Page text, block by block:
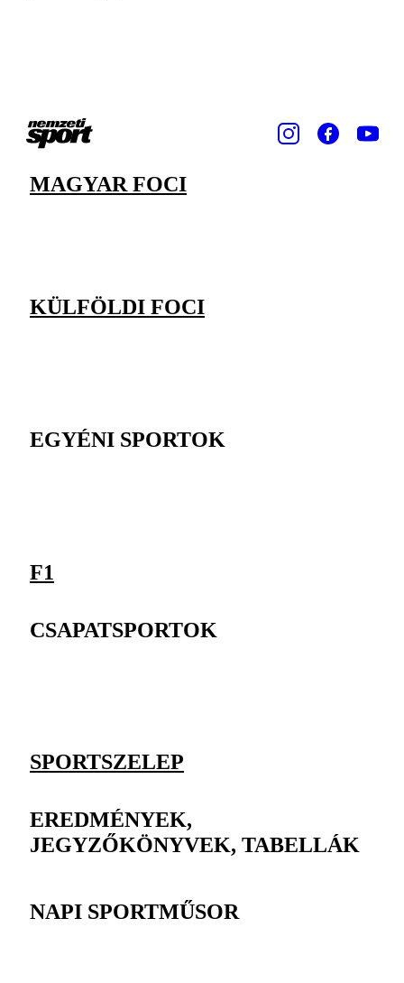
MAGYAR FOCI
KÜLFÖLDI FOCI
EGYÉNI SPORTOK
F1
CSAPATSPORTOK
SPORTSZELEP
EREDMÉNYEK,
JEGYZŐKÖNYVEK, TABELLÁK
NAPI SPORTMŰSOR